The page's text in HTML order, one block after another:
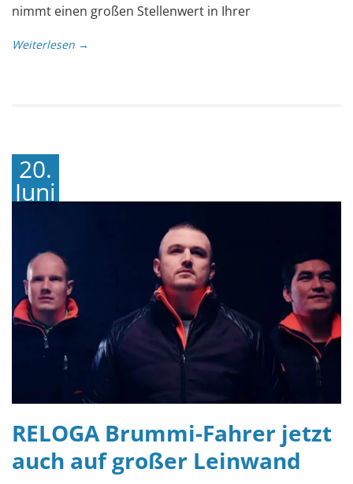
nimmt einen großen Stellenwert in Ihrer
Weiterlesen →
20.
Juni
RELOGA Brummi-Fahrer jetzt
auch auf großer Leinwand